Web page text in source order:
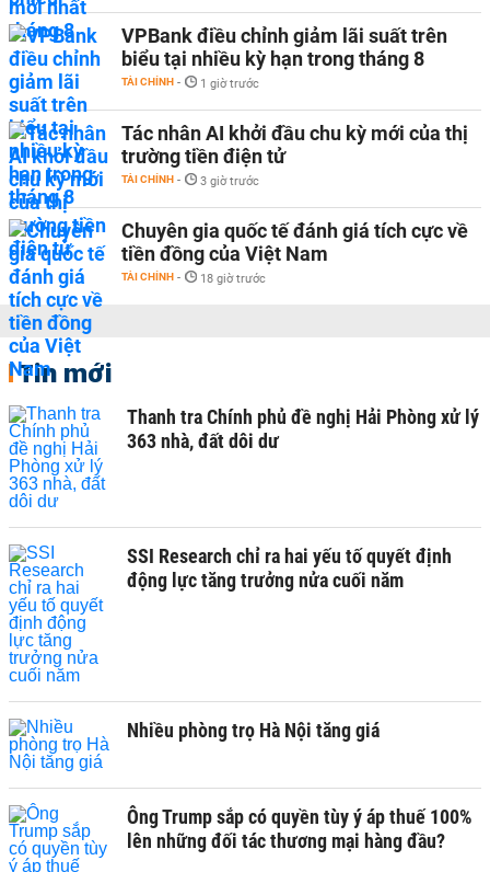
VPBank điều chỉnh giảm lãi suất trên
biểu tại nhiều kỳ hạn trong tháng 8
TÀI CHÍNH - 1 giờ trước
Tác nhân AI khởi đầu chu kỳ mới của thị
trường tiền điện tử
TÀI CHÍNH - 3 giờ trước
Chuyên gia quốc tế đánh giá tích cực về
tiền đồng của Việt Nam
TÀI CHÍNH - 18 giờ trước
Tin mới
Thanh tra Chính phủ đề nghị Hải Phòng xử lý
363 nhà, đất dôi dư
SSI Research chỉ ra hai yếu tố quyết định
động lực tăng trưởng nửa cuối năm
Nhiều phòng trọ Hà Nội tăng giá
Ông Trump sắp có quyền tùy ý áp thuế 100%
lên những đối tác thương mại hàng đầu?